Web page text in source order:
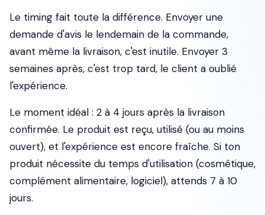
Le timing fait toute la différence. Envoyer une
demande d'avis le lendemain de la commande,
avant même la livraison, c'est inutile. Envoyer 3
semaines après, c'est trop tard, le client a oublié
l'expérience.
Le moment idéal : 2 à 4 jours après la livraison
confirmée. Le produit est reçu, utilisé (ou au moins
ouvert), et l'expérience est encore fraîche. Si ton
produit nécessite du temps d'utilisation (cosmétique,
complément alimentaire, logiciel), attends 7 à 10
jours.